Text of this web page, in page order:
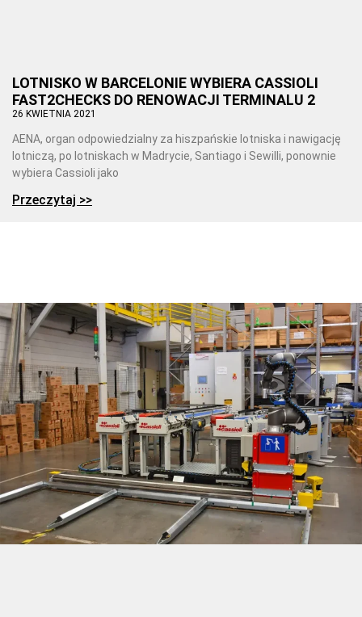
LOTNISKO W BARCELONIE WYBIERA CASSIOLI
FAST2CHECKS DO RENOWACJI TERMINALU 2
26 KWIETNIA 2021
AENA, organ odpowiedzialny za hiszpańskie lotniska i nawigację
lotniczą, po lotniskach w Madrycie, Santiago i Sewilli, ponownie
wybiera Cassioli jako
Przeczytaj >>